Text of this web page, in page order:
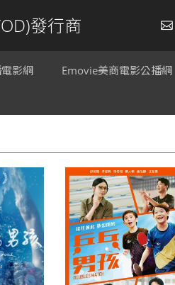
發行商
影網 Emovie美商電影公播網